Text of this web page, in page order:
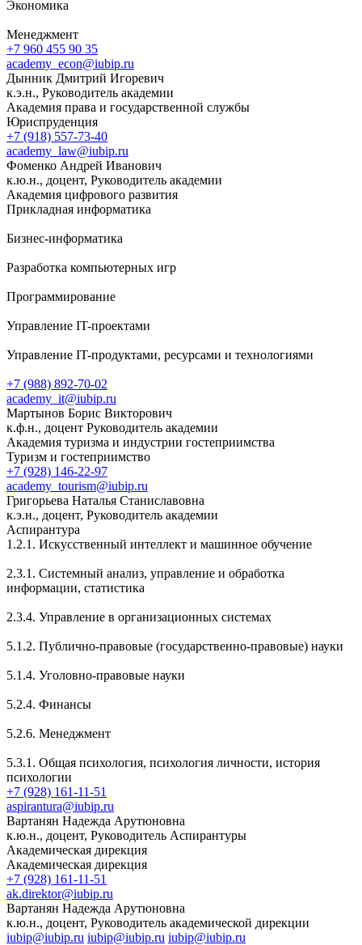
Экономика
Менеджмент
+7 960 455 90 35
academy_econ@iubip.ru
Дынник Дмитрий Игоревич
к.э.н., Руководитель академии
Академия права и государственной службы
Юриспруденция
+7 (918) 557-73-40
academy_law@iubip.ru
Фоменко Андрей Иванович
к.ю.н., доцент, Руководитель академии
Академия цифрового развития
Прикладная информатика
Бизнес-информатика
Разработка компьютерных игр
Программирование
Управление IT-проектами
Управление IT-продуктами, ресурсами и технологиями
+7 (988) 892-70-02
academy_it@iubip.ru
Мартынов Борис Викторович
к.ф.н., доцент Руководитель академии
Академия туризма и индустрии гостеприимства
Туризм и гостеприимство
+7 (928) 146-22-97
academy_tourism@iubip.ru
Григорьева Наталья Станиславовна
к.э.н., доцент, Руководитель академии
Аспирантура
1.2.1. Искусственный интеллект и машинное обучение
2.3.1. Системный анализ, управление и обработка
информации, статистика
2.3.4. Управление в организационных системах
5.1.2. Публично-правовые (государственно-правовые) науки
5.1.4. Уголовно-правовые науки
5.2.4. Финансы
5.2.6. Менеджмент
5.3.1. Общая психология, психология личности, история
психологии
+7 (928) 161-11-51
aspirantura@iubip.ru
Вартанян Надежда Арутюновна
к.ю.н., доцент, Руководитель Аспирантуры
Академическая дирекция
Академическая дирекция
+7 (928) 161-11-51
ak.direktor@iubip.ru
Вартанян Надежда Арутюновна
к.ю.н., доцент, Руководитель академической дирекции
iubip@iubip.ru iubip@iubip.ru iubip@iubip.ru